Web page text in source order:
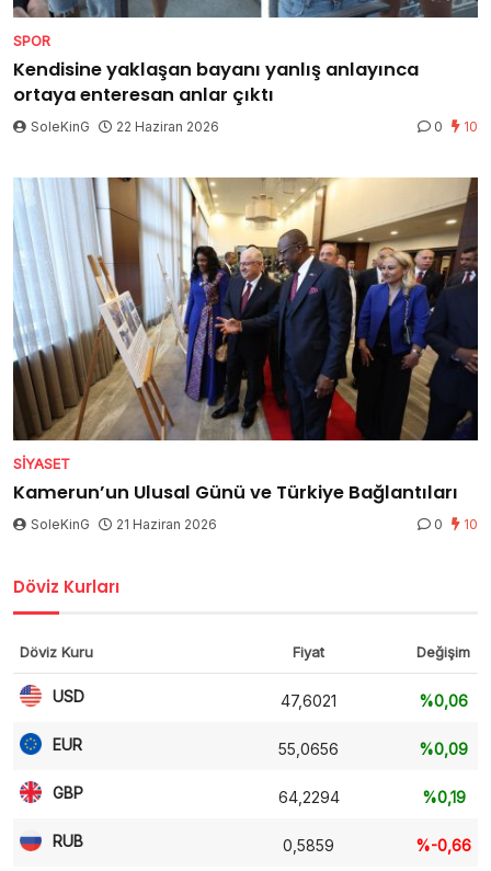
SPOR
Kendisine yaklaşan bayanı yanlış anlayınca
ortaya enteresan anlar çıktı
SoleKinG 22 Haziran 2026 0 10
SIYASET
Kamerun’un Ulusal Günü ve Türkiye Bağlantıları
SoleKinG 21 Haziran 2026 0 10
Döviz Kurları
Döviz Kuru Fiyat Değişim
USD 47,6021 %0,06
EUR 55,0656 %0,09
GBP 64,2294 %0,19
RUB 0,5859 %-0,66